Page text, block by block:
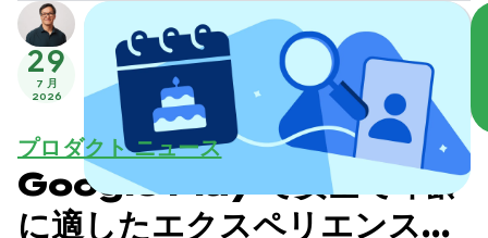
29
7 月
2026
プロダクト ニュース
Google Play で安全で年齢
に適したエクスペリエンスを